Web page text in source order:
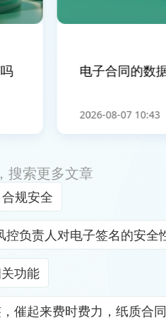
电子合同的数据
2026-08-07 10:43
搜索更多文章
合规安全
责人对电子签名的安
功能
起来费时费力，纸质